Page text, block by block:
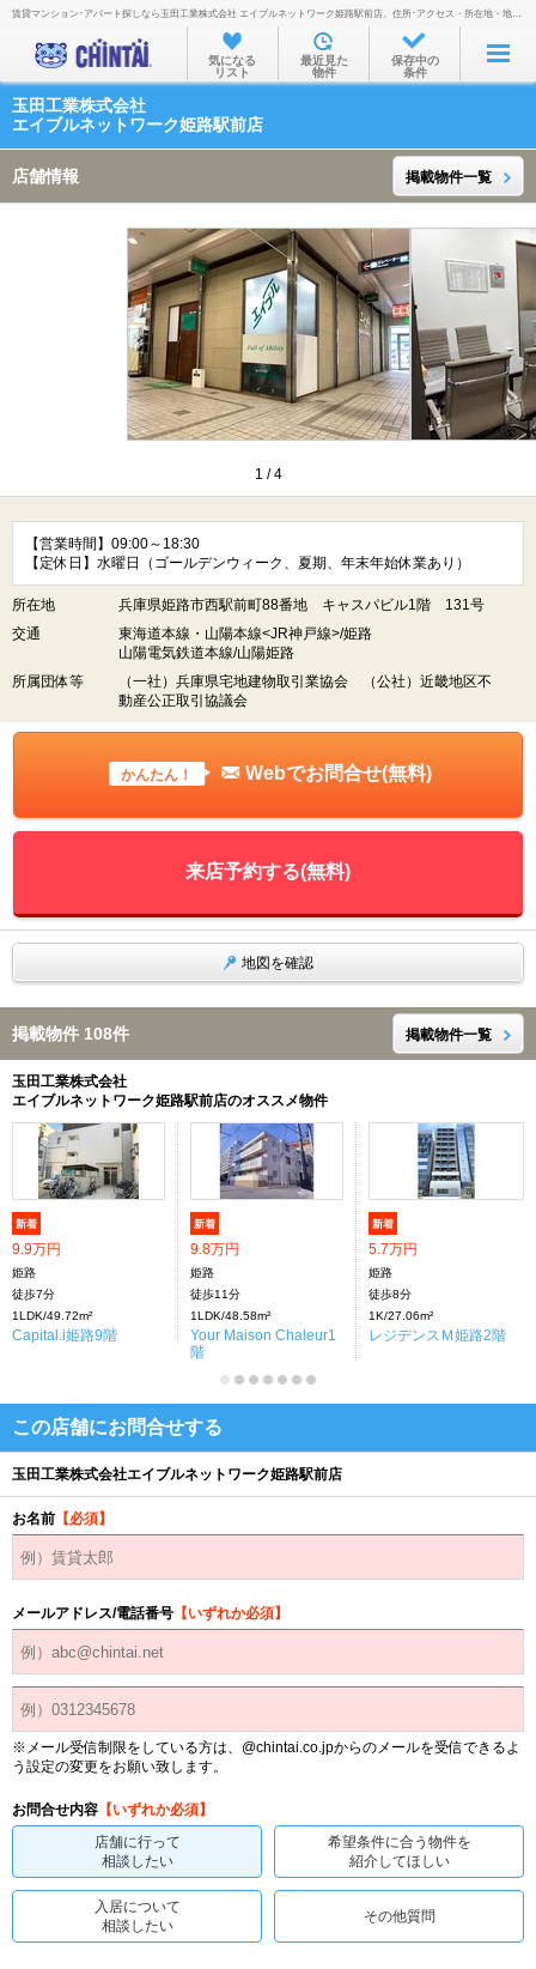
お部屋を探す
沿線・駅から
住所から
通勤通学時間から
物件特集から
不動産会社から
TOP
賃貸マンション･アパート探しなら玉田工業株式会社 エイブルネットワーク姫路駅前店。住所･アクセス・所在地・地図・営業時間・定休日・電話番号などを掲載。
気になる
リスト
最近見た
物件
保存中の
条件
玉田工業株式会社
エイブルネットワーク姫路駅前店
店舗情報 掲載物件一覧
1 /4
【営業時間】09:00～18:30
【定休日】水曜日（ゴールデンウィーク、夏期、年末年始休業あり）
所在地
兵庫県姫路市西駅前町88番地 キャスパビル1階 131号
交通
東海道本線・山陽本線<JR神戸線>/姫路
山陽電気鉄道本線/山陽姫路
所属団体等
（一社）兵庫県宅地建物取引業協会 （公社）近畿地区不
動産公正取引協議会
かんたん！ Webでお問合せ(無料)
来店予約する(無料)
地図を確認
掲載物件 108件 掲載物件一覧
玉田工業株式会社
エイブルネットワーク姫路駅前店のオススメ物件
新着
9.9万円
姫路
徒歩7分
1LDK/49.72m²
Capital.i姫路9階
新着
9.8万円
姫路
徒歩11分
1LDK/48.58m²
Your Maison Chaleur1
階
新着
5.7万円
姫路
徒歩8分
1K/27.06m²
レジデンスＭ姫路2階
この店舗にお問合せする
玉田工業株式会社エイブルネットワーク姫路駅前店
お名前 【必須】
メールアドレス/電話番号 【いずれか必須】
※メール受信制限をしている方は、@chintai.co.jpからのメールを受信できるよ
う設定の変更をお願い致します。
お問合せ内容 【いずれか必須】
店舗に行って
相談したい
希望条件に合う物件を
紹介してほしい
入居について
相談したい
その他質問